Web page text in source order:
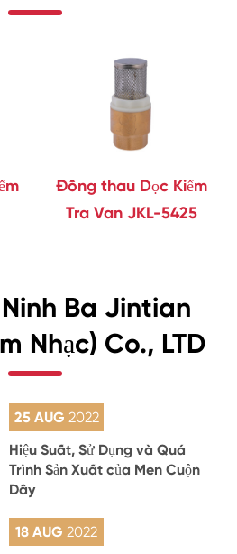
Đồng thau Dọc Kiểm
Tra Van JKL-5425
Ba Jintian
Nhạc) Co., LTD
25 AUG 2022
Hiệu Suất, Sử Dụng và Quá
Trình Sản Xuất của Men Cuộn
Dây
18 AUG2022